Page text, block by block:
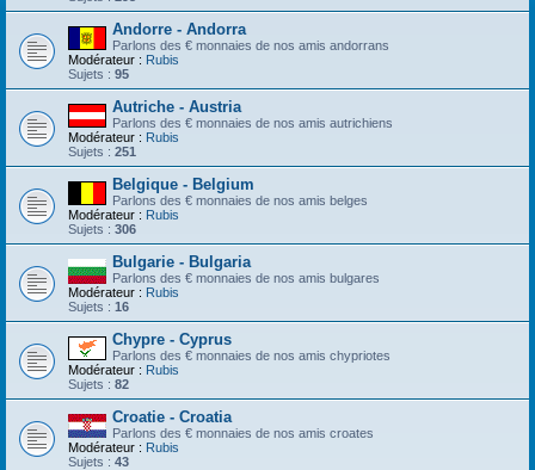
Andorre - Andorra
Parlons des € monnaies de nos amis andorrans
Modérateur : Rubis
Sujets : 95
Autriche - Austria
Parlons des € monnaies de nos amis autrichiens
Modérateur : Rubis
Sujets : 251
Belgique - Belgium
Parlons des € monnaies de nos amis belges
Modérateur : Rubis
Sujets : 306
Bulgarie - Bulgaria
Parlons des € monnaies de nos amis bulgares
Modérateur : Rubis
Sujets : 16
Chypre - Cyprus
Parlons des € monnaies de nos amis chypriotes
Modérateur : Rubis
Sujets : 82
Croatie - Croatia
Parlons des € monnaies de nos amis croates
Modérateur : Rubis
Sujets : 43